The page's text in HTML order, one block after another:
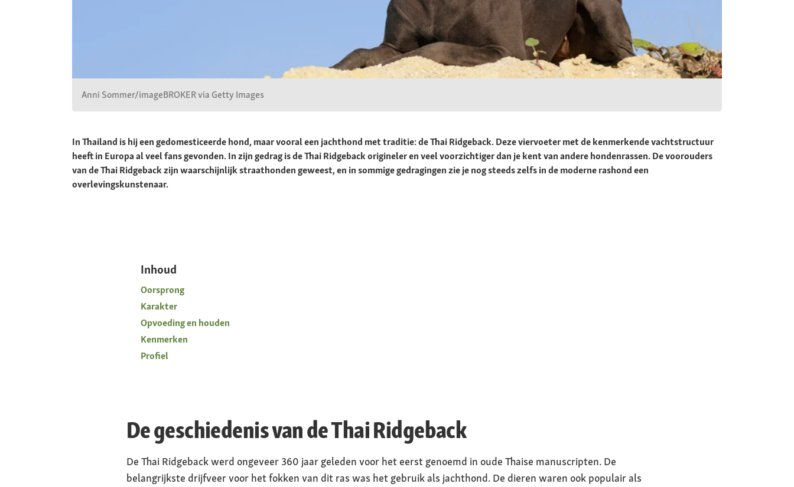
Anni Sommer/imageBROKER via Getty Images
In Thailand is hij een gedomesticeerde hond, maar vooral een jachthond met traditie: de Thai Ridgeback. Deze viervoeter met de kenmerkende vachtstructuur
heeft in Europa al veel fans gevonden. In zijn gedrag is de Thai Ridgeback origineler en veel voorzichtiger dan je kent van andere hondenrassen. De voorouders
van de Thai Ridgeback zijn waarschijnlijk straathonden geweest, en in sommige gedragingen zie je nog steeds zelfs in de moderne rashond een
overlevingskunstenaar.
Inhoud
Oorsprong
Karakter
Opvoeding en houden
Kenmerken
Profiel
De geschiedenis van de Thai Ridgeback
De Thai Ridgeback werd ongeveer 360 jaar geleden voor het eerst genoemd in oude Thaise manuscripten. De
belangrijkste drijfveer voor het fokken van dit ras was het gebruik als jachthond. De dieren waren ook populair als